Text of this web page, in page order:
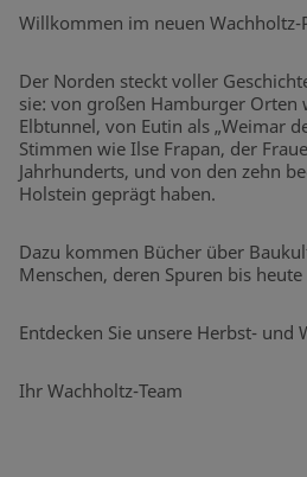
Willkommen im neuen
Der Norden steckt voller
sie: von großen Hamburger Orten
Elbtunnel, von Eutin als „Weimar
Stimmen wie Ilse Frapan, der
Jahrhunderts, und von den zehn
Holstein geprägt haben.
Dazu kommen Bücher über
Menschen, deren Spuren bis
Entdecken Sie unsere Herbst- und
Ihr Wachholtz-Team